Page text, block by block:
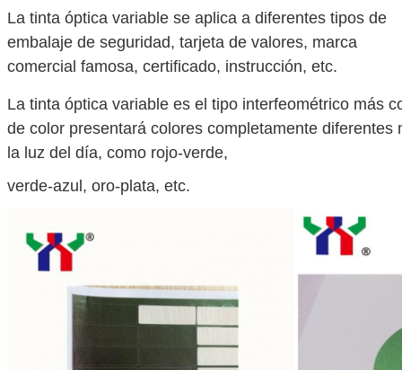
La tinta óptica variable se aplica a diferentes tipos de
embalaje de seguridad, tarjeta de valores, marca
comercial famosa, certificado, instrucción, etc.
La tinta óptica variable es el tipo interfeométrico más
de color presentará colores completamente
la luz del día, como rojo-verde,
verde-azul, oro-plata, etc.